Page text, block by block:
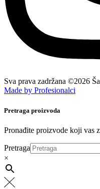
Sva prava zadržana ©2026
Made by Profesionalci
Pretraga proizvoda
Pronađite proizvode koji vas
Pretraga
×